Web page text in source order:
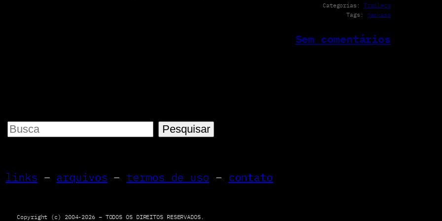
Categorias: Trailers
Tags: jackass
Sem comentários
P
q
Pesquisar
links – arquivos –termos de uso – contato
Copyright (c) 2004-2026 – TODOS OS DIREITOS RESERVADOS.